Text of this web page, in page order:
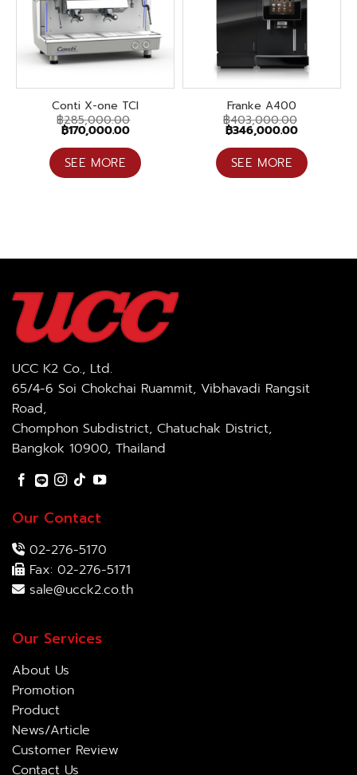
Conti X-one TCI
฿285,000.00
Original
price
was:
฿285,000.00.
฿170,000.00Current
is:
฿170,000.00.
SEE MORE
Franke A400
฿403,000.00
Original
price
was:
฿403,000.00.
฿346,000.00Current
is:
฿
SEE MORE
UCC K2 Co., Ltd.
65/4-6 Soi Chokchai Ruammit, Vibhavadi Rangsit
Road,
Chomphon Subdistrict, Chatuchak District,
Bangkok 10900, Thailand
Our Contact
02-276-5170
Fax: 02-276-5171
sale@ucck2.co.th
Our Services
About Us
Promotion
Product
News/Article
Customer Review
Contact Us